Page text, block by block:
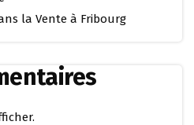
la Vente à Fribourg